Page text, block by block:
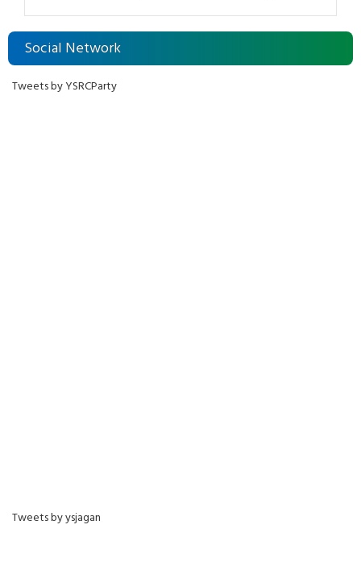
Social Network
Tweets by YSRCParty
Tweets by ysjagan